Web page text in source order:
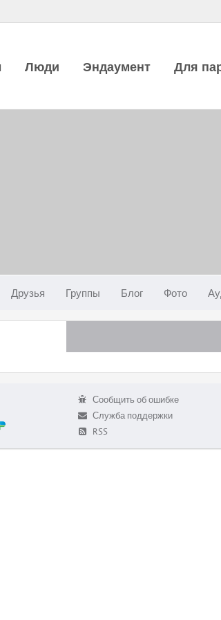
Люди Эндаумент Для
Друзья Группы Блог Фото
Сообщить об ошибке
Служба поддержки
RSS